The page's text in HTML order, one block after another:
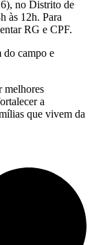
no Distrito de
às 12h. Para
RG e CPF.
do campo e
melhores
a
que vivem da